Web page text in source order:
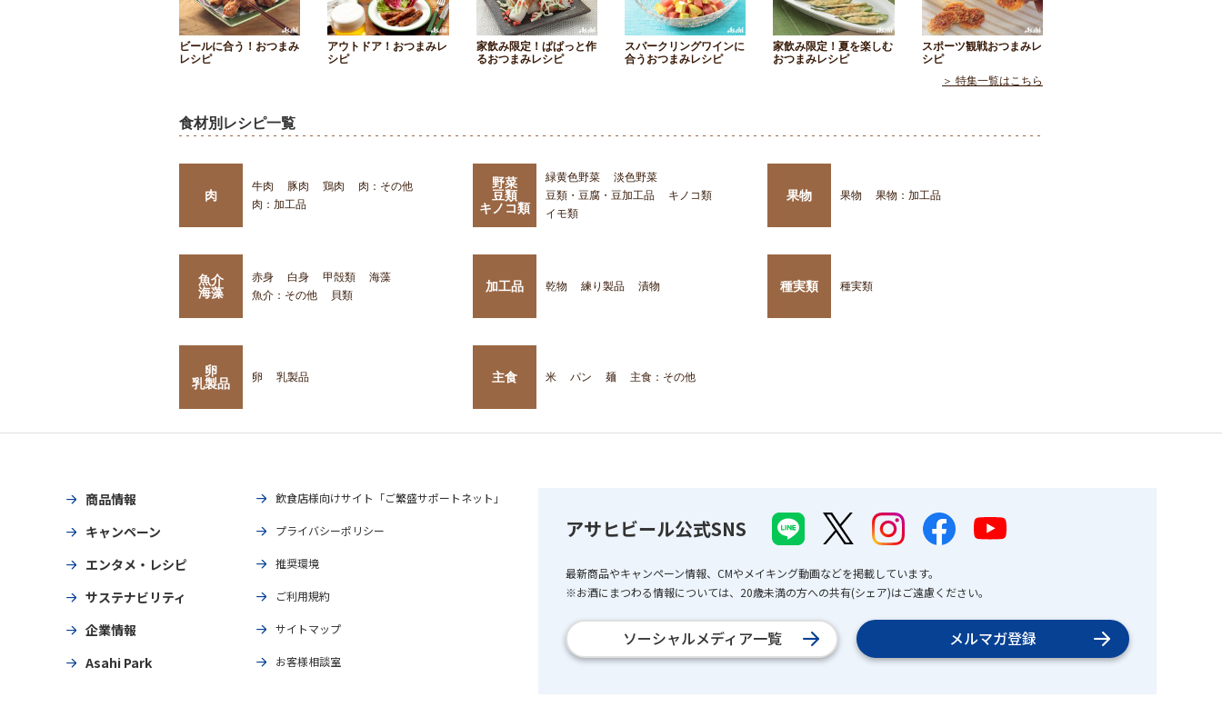
ビールに合う！おつまみ
レシピ
アウトドア！おつまみレ
シピ
家飲み限定！ぱぱっと作
るおつまみレシピ
スパークリングワインに
合うおつまみレシピ
家飲み限定！夏を楽しむ
おつまみレシピ
スポーツ観戦おつまみレ
シピ
＞ 特集一覧はこちら
食材別レシピ一覧
肉
牛肉 豚肉 鶏肉
肉：その他
肉：加工品
野菜
豆類
キノコ類
緑黄色野菜
淡色野菜
豆類・豆腐・豆加工品
キノコ類
イモ類
果物 果物 果物：加工品
魚介
海藻
赤身 白身 甲殻類
海藻
魚介：その他
貝類
加工品 乾物 練り製品 漬物 種実類 種実類
卵
乳製品
卵 乳製品 主食 米 パン 麺 主食：その他
商品情報
キャンペーン
エンタメ・レシピ
サステナビリティ
企業情報
Asahi Park
飲食店様向けサイト「ご繁盛サポートネット」
プライバシーポリシー
推奨環境
ご利用規約
サイトマップ
お客様相談室
アサヒビール公式SNS
最新商品やキャンペーン情報、CMやメイキング動画などを掲載しています。
※お酒にまつわる情報については、20歳未満の方への共有(シェア)はご遠慮ください。
ソーシャルメディア一覧 メルマガ登録